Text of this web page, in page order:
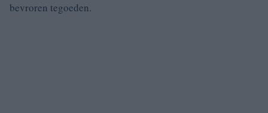
bevroren tegoeden.